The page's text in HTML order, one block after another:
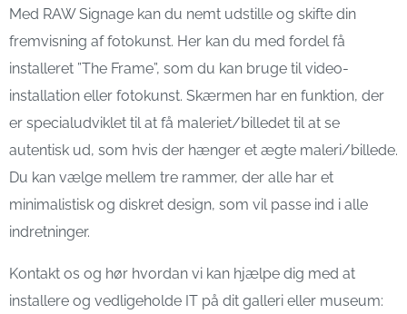
Med RAW Signage kan du nemt udstille og skifte din
fremvisning af fotokunst. Her kan du med fordel få
installeret ”The Frame”, som du kan bruge til video-
installation eller fotokunst. Skærmen har en funktion, der
er specialudviklet til at få maleriet/billedet til at se
autentisk ud, som hvis der hænger et ægte maleri/billede.
Du kan vælge mellem tre rammer, der alle har et
minimalistisk og diskret design, som vil passe ind i alle
indretninger.
Kontakt os og hør hvordan vi kan hjælpe dig med at
installere og vedligeholde IT på dit galleri eller museum: